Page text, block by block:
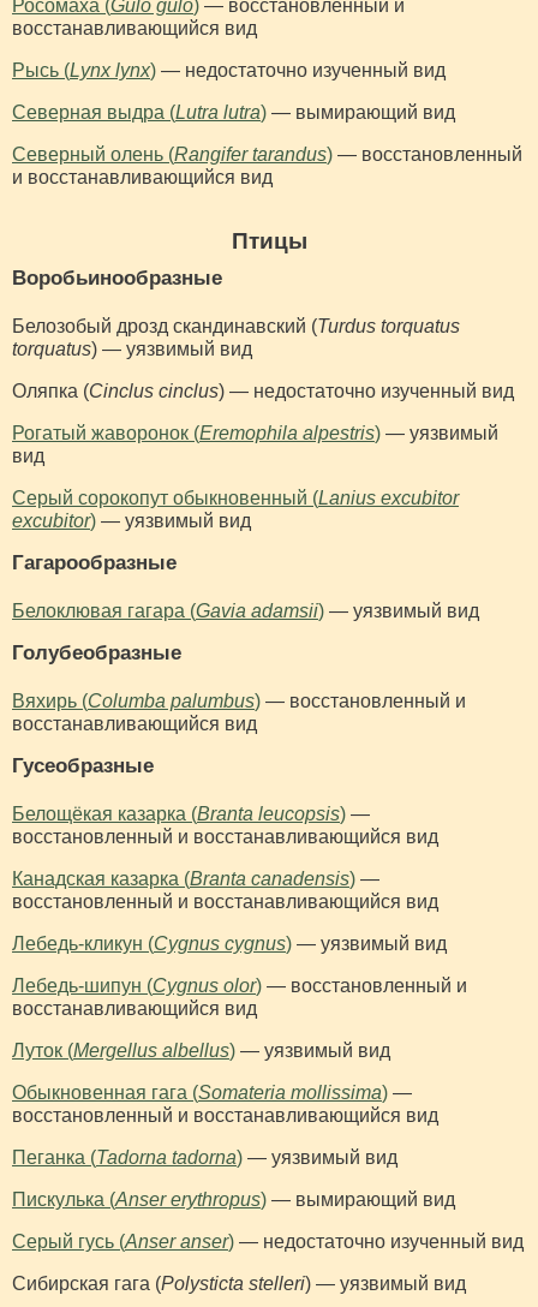
Росомаха (Gulo gulo) — восстановленный и
восстанавливающийся вид
Рысь (Lynx lynx) — недостаточно изученный вид
Северная выдра (Lutra lutra) — вымирающий вид
Северный олень (Rangifer tarandus) — восстановленный
и восстанавливающийся вид
Птицы
Воробьинообразные
Белозобый дрозд скандинавский (Turdus torquatus
torquatus) — уязвимый вид
Оляпка (Cinclus cinclus) — недостаточно изученный вид
Рогатый жаворонок (Eremophila alpestris) — уязвимый
вид
Серый сорокопут обыкновенный (Lanius excubitor
excubitor) — уязвимый вид
Гагарообразные
Белоклювая гагара (Gavia adamsii) — уязвимый вид
Голубеобразные
Вяхирь (Columba palumbus) — восстановленный и
восстанавливающийся вид
Гусеобразные
Белощёкая казарка (Branta leucopsis) —
восстановленный и восстанавливающийся вид
Канадская казарка (Branta canadensis) —
восстановленный и восстанавливающийся вид
Лебедь-кликун (Cygnus cygnus) — уязвимый вид
Лебедь-шипун (Cygnus olor) — восстановленный и
восстанавливающийся вид
Луток (Mergellus albellus) — уязвимый вид
Обыкновенная гага (Somateria mollissima) —
восстановленный и восстанавливающийся вид
Пеганка (Tadorna tadorna) — уязвимый вид
Пискулька (Anser erythropus) — вымирающий вид
Серый гусь (Anser anser) — недостаточно изученный вид
Сибирская гага (Polysticta stelleri) — уязвимый вид